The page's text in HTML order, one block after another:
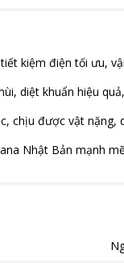
kiệm điện tối ưu,
diệt khuẩn hiệu
chịu được vật nặng,
Nhật Bản mạnh